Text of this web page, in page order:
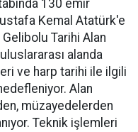
130 emir
Kemal Atatürk'e
Tarihi Alan
alanda
ve harp tarihi ile ilgili
Alan
müzayedelerden
Teknik işlemleri